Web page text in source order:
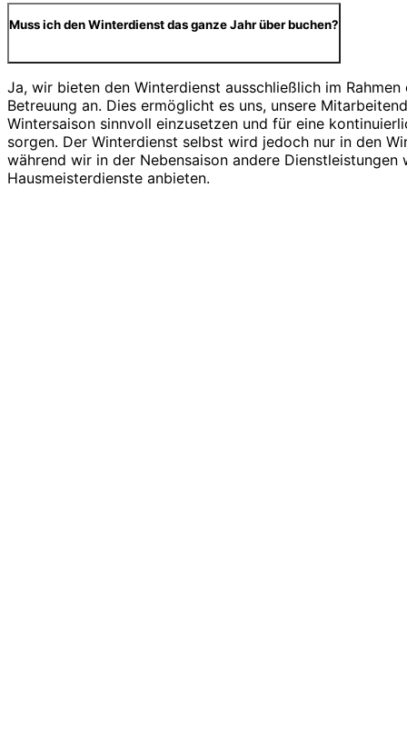
Muss ich den Winterdienst das ganze Jahr über buchen?
Ja, wir bieten den Winterdienst ausschließlich im Rahmen
Betreuung an. Dies ermöglicht es uns, unsere
Wintersaison sinnvoll einzusetzen und für eine
sorgen. Der Winterdienst selbst wird jedoch nur in den
während wir in der Nebensaison andere Dienstleistungen
Hausmeisterdienste anbieten.